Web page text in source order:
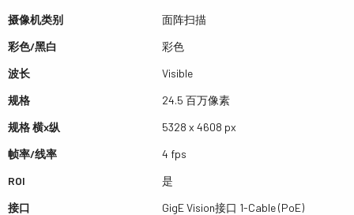
摄像机类别
面阵扫描
彩色/黑白
彩色
波长
Visible
规格
24.5 百万像素
规格 横x纵
5328 x 4608 px
帧率/线率
4 fps
ROI
是
接口
GigE Vision接口 1-Cable (PoE)